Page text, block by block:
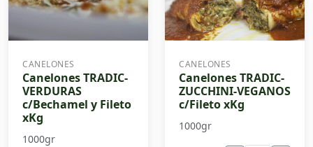
CANELONES
Canelones TRADIC-
VERDURAS
c/Bechamel y Fileto
xKg
1000gr
CANELONES
Canelones TRADIC-
ZUCCHINI-VEGANOS
c/Fileto xKg
1000gr